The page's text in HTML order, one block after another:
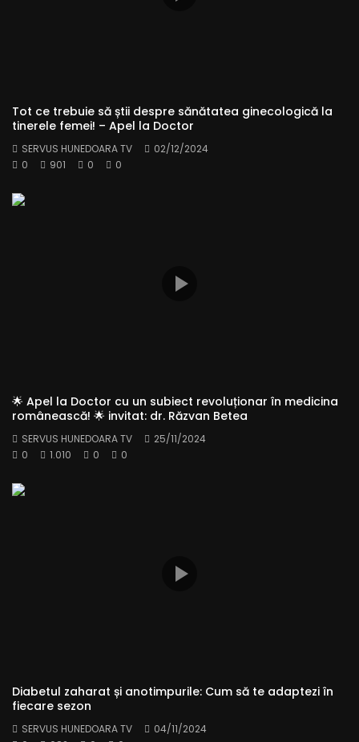
Tot ce trebuie să știi despre sănătatea ginecologică la
tinerele femei! – Apel la Doctor
SERVUS HUNEDOARA TV
02/12/2024
0
901 0 0
🌟 Apel la Doctor cu un subiect revoluționar în medicina
românească! 🌟 invitat: dr. Răzvan Betea
SERVUS HUNEDOARA TV
25/11/2024
0
1.010 0 0
Diabetul zaharat și anotimpurile: Cum să te adaptezi în
fiecare sezon
SERVUS HUNEDOARA TV
04/11/2024